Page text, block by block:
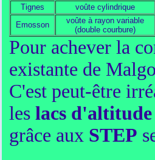
Tignes
voûte cylindrique
Emosson
voûte à rayon variable
(double courbure)
Pour achever la
existante de
C'est peut-être
les lacs d'altitude
grâce aux STEP